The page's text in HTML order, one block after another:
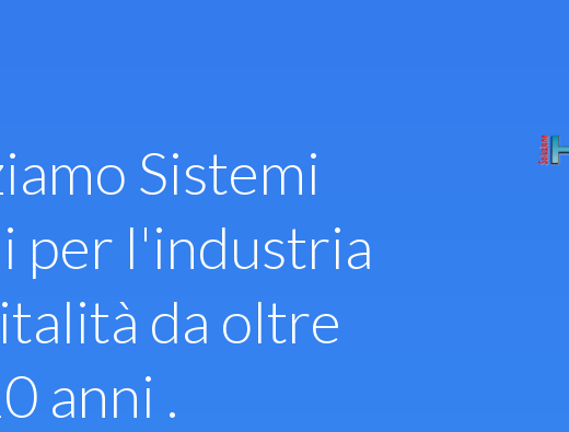
Sistemi
per l'industria
da oltre
anni .